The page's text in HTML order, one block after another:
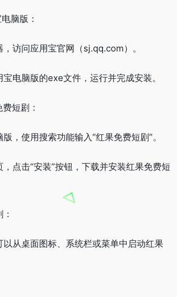
脑版：
访问应用宝官网（sj.qq.com）。
电脑版的exe文件，运行并完成安装。
短剧：
，使用搜索功能输入“红果免费短剧”。
点击“安装”按钮，下载并安装红果免费短
以从桌面图标、系统栏或菜单中启动红果